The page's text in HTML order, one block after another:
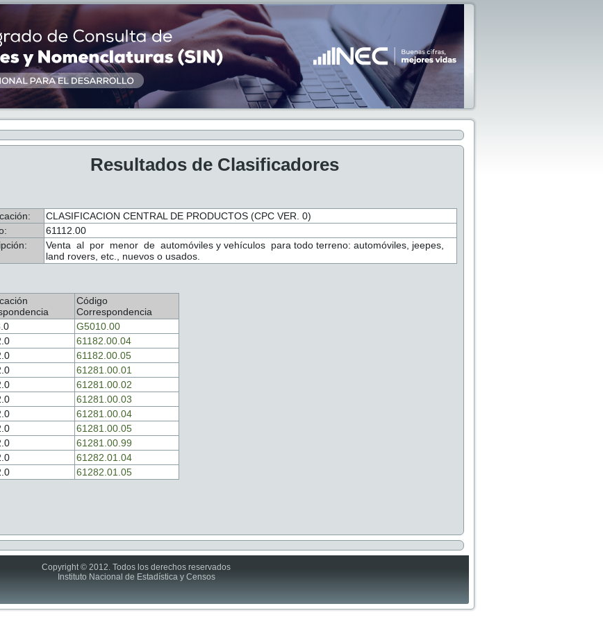
Resultados de Clasificadores
CLASIFICACION CENTRAL DE PRODUCTOS (CPC VER. 0)
61112.00
Venta al por menor de automóviles y vehículos para todo terreno: automóviles, jeepes,
land rovers, etc., nuevos o usados.
Código
Correspondencia
G5010.00
61182.00.04
61182.00.05
61281.00.01
61281.00.02
61281.00.03
61281.00.04
61281.00.05
61281.00.99
61282.01.04
61282.01.05
Copyright © 2012. Todos los derechos reservados
Instituto Nacional de Estadística y Censos